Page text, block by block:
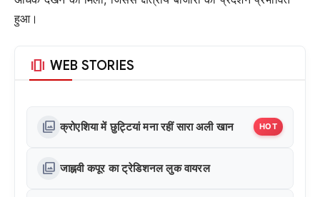
हुआ।
amp_stories WEB STORIES
photo_library क्रोएशिया में छुट्टियां मना रहीं सारा अली खान HOT
photo_library जाह्नवी कपूर का ट्रेडिशनल लुक वायरल